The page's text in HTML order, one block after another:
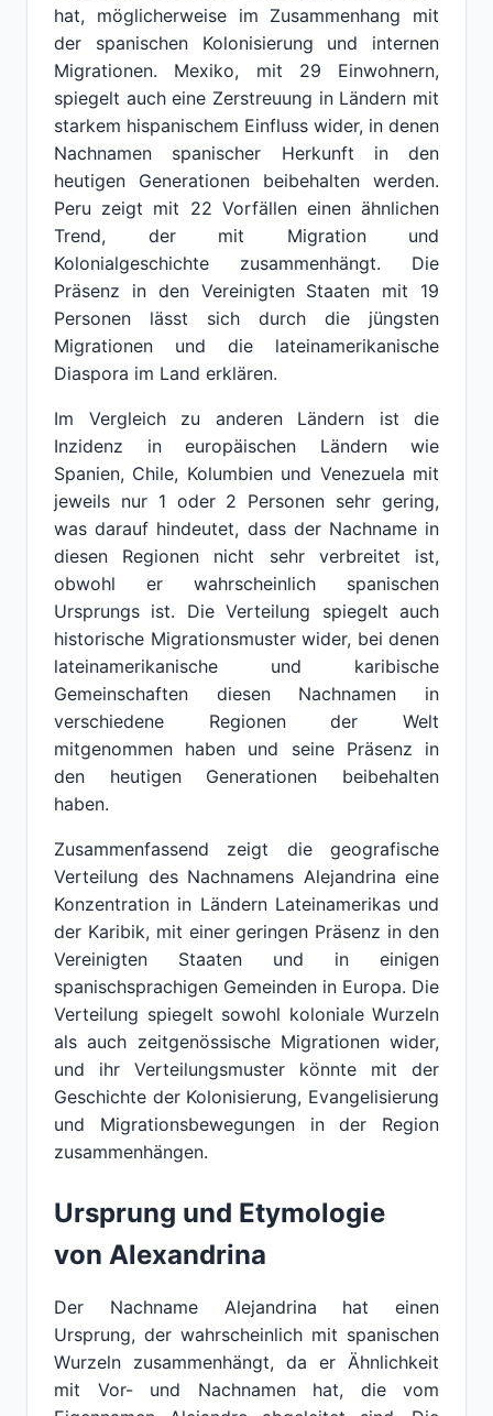
hat, möglicherweise im Zusammenhang mit
der spanischen Kolonisierung und internen
Migrationen. Mexiko, mit 29 Einwohnern,
spiegelt auch eine Zerstreuung in Ländern mit
starkem hispanischem Einfluss wider, in denen
Nachnamen spanischer Herkunft in den
heutigen Generationen beibehalten werden.
Peru zeigt mit 22 Vorfällen einen ähnlichen
Trend, der mit Migration und
Kolonialgeschichte zusammenhängt. Die
Präsenz in den Vereinigten Staaten mit 19
Personen lässt sich durch die jüngsten
Migrationen und die lateinamerikanische
Diaspora im Land erklären.
Im Vergleich zu anderen Ländern ist die
Inzidenz in europäischen Ländern wie
Spanien, Chile, Kolumbien und Venezuela mit
jeweils nur 1 oder 2 Personen sehr gering,
was darauf hindeutet, dass der Nachname in
diesen Regionen nicht sehr verbreitet ist,
obwohl er wahrscheinlich spanischen
Ursprungs ist. Die Verteilung spiegelt auch
historische Migrationsmuster wider, bei denen
lateinamerikanische und karibische
Gemeinschaften diesen Nachnamen in
verschiedene Regionen der Welt
mitgenommen haben und seine Präsenz in
den heutigen Generationen beibehalten
haben.
Zusammenfassend zeigt die geografische
Verteilung des Nachnamens Alejandrina eine
Konzentration in Ländern Lateinamerikas und
der Karibik, mit einer geringen Präsenz in den
Vereinigten Staaten und in einigen
spanischsprachigen Gemeinden in Europa. Die
Verteilung spiegelt sowohl koloniale Wurzeln
als auch zeitgenössische Migrationen wider,
und ihr Verteilungsmuster könnte mit der
Geschichte der Kolonisierung, Evangelisierung
und Migrationsbewegungen in der Region
zusammenhängen.
Ursprung und Etymologie
von Alexandrina
Der Nachname Alejandrina hat einen
Ursprung, der wahrscheinlich mit spanischen
Wurzeln zusammenhängt, da er Ähnlichkeit
mit Vor- und Nachnamen hat, die vom